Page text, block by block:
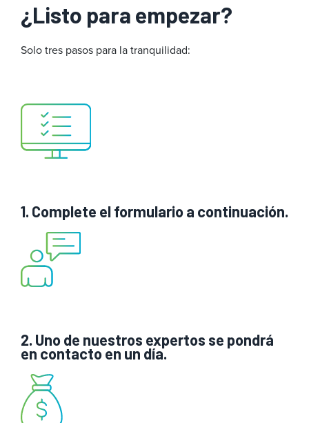
¿Listo para empezar?
Solo tres pasos para la tranquilidad:
1. Complete el formulario a continuación.
2. Uno de nuestros expertos se pondrá
en contacto en un día.